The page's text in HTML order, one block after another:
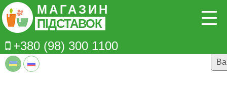
Перейти до основного вмісту
МАГАЗИН
ПІДСТАВОК
+380 (98) 300 1100